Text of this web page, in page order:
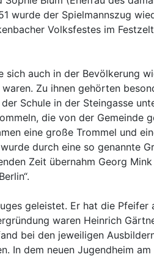
wurde der Spielmannszug
Volksfestes im
auch in der Bevölkerung
Zu ihnen gehörten
Schule in der Steingasse
die von der
eine große Trommel und
durch eine so genannte
Zeit übernahm Georg
geleistet. Er hat die
waren Heinrich
bei den jeweiligen
In dem neuen Jugendheim